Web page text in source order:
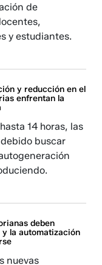
de
y estudiantes.
y reducción en el
enfrentan la
14 horas, las
buscar
deben
la automatización
nuevas